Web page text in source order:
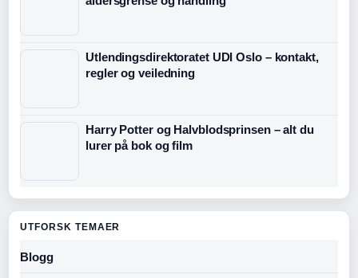
Utlendingsdirektoratet UDI Oslo – kontakt,
regler og veiledning
Harry Potter og Halvblodsprinsen – alt du
lurer på bok og film
UTFORSK TEMAER
Blogg